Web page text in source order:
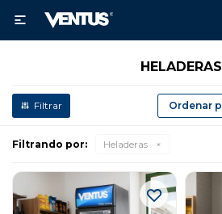

HELADERAS
Filtrando por: Heladeras